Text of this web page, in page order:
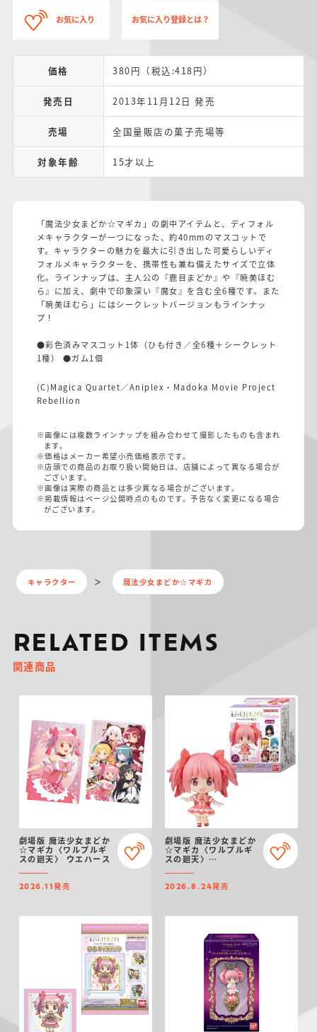
お気に入り お気に入り登録とは？
価格 380円（税込:418円）
発売日 2013年11月12日 発売
売場 全国量販店の菓子売場等
対象年齢 15才以上
「魔法少女まどか☆マギカ」の劇中アイテムと、ディフォル
メキャラクターが一つになった、約40mmのマスコットで
す。キャラクターの魅力を最大に引き出した可愛らしいディ
フォルメキャラクターを、携帯性も兼ね備えたサイズで立体
化。ラインナップは、主人公の『鹿目まどか』や『暁美ほむ
ら』に加え、劇中で印象深い『魔女』を含む全6種です。また
「暁美ほむら」にはシークレットバージョンもラインナッ
プ！
●彩色済みマスコット1体（ひも付き／全6種＋シークレット
1種） ●ガム1個
(C)Magica Quartet／Aniplex・Madoka Movie Project
Rebellion
※画像には複数ラインナップを組み合わせて撮影したものも含まれ
ます。
※価格はメーカー希望小売価格表示です。
※店頭での商品のお取り扱い開始日は、店舗によって異なる場合が
ございます。
※画像は実際の商品とは多少異なる場合がございます。
※掲載情報はページ公開時点のものです。予告なく変更になる場合
がございます。
キャラクター 魔法少女まどか☆マギカ
RELATED ITEMS
関連商品
劇場版 魔法少女まどか
☆マギカ〈ワルプルギ
スの廻天〉 ウエハース
2026.11発売
劇場版 魔法少女まどか
☆マギカ〈ワルプルギ
スの廻天〉
2026.8.24発売